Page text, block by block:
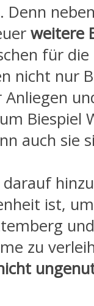
. Denn
weitere
für die
nicht nur
Biespiel
auch sie
ist,
und
zu